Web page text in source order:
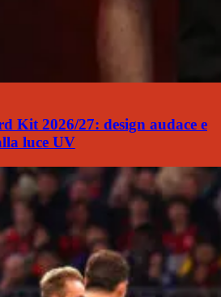
Kit 2026/27: design audace e
luce UV